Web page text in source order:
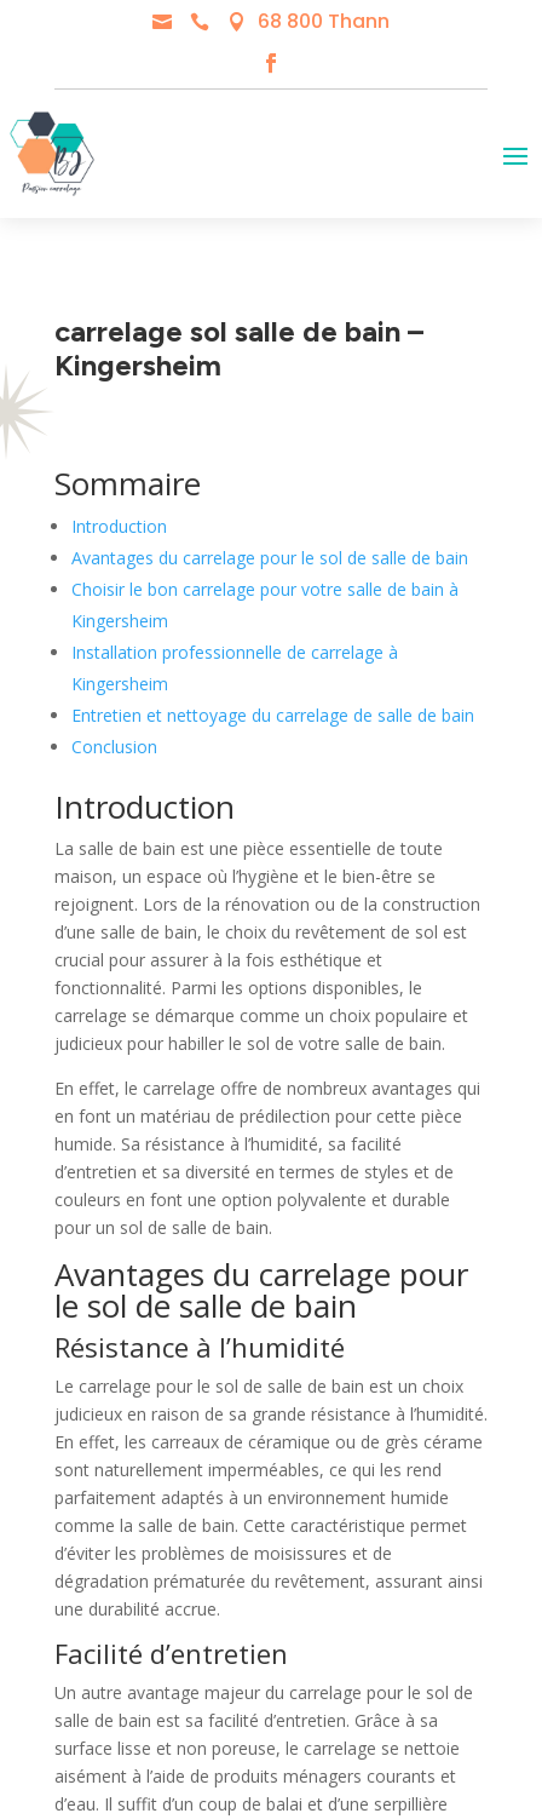
   68 800 Thann
carrelage sol salle de bain –
Kingersheim
Sommaire
Introduction
Avantages du carrelage pour le sol de salle de bain
Choisir le bon carrelage pour votre salle de bain à
Kingersheim
Installation professionnelle de carrelage à
Kingersheim
Entretien et nettoyage du carrelage de salle de bain
Conclusion
Introduction
La salle de bain est une pièce essentielle de toute
maison, un espace où l’hygiène et le bien-être se
rejoignent. Lors de la rénovation ou de la construction
d’une salle de bain, le choix du revêtement de sol est
crucial pour assurer à la fois esthétique et
fonctionnalité. Parmi les options disponibles, le
carrelage se démarque comme un choix populaire et
judicieux pour habiller le sol de votre salle de bain.
En effet, le carrelage offre de nombreux avantages qui
en font un matériau de prédilection pour cette pièce
humide. Sa résistance à l’humidité, sa facilité
d’entretien et sa diversité en termes de styles et de
couleurs en font une option polyvalente et durable
pour un sol de salle de bain.
Avantages du carrelage pour
le sol de salle de bain
Résistance à l’humidité
Le carrelage pour le sol de salle de bain est un choix
judicieux en raison de sa grande résistance à l’humidité.
En effet, les carreaux de céramique ou de grès cérame
sont naturellement imperméables, ce qui les rend
parfaitement adaptés à un environnement humide
comme la salle de bain. Cette caractéristique permet
d’éviter les problèmes de moisissures et de
dégradation prématurée du revêtement, assurant ainsi
une durabilité accrue.
Facilité d’entretien
Un autre avantage majeur du carrelage pour le sol de
salle de bain est sa facilité d’entretien. Grâce à sa
surface lisse et non poreuse, le carrelage se nettoie
aisément à l’aide de produits ménagers courants et
d’eau. Il suffit d’un coup de balai et d’une serpillière